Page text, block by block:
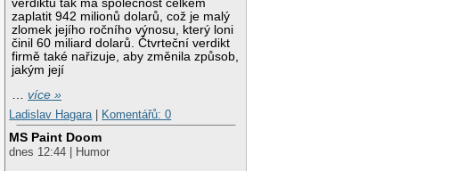
verdiktu tak má společnost celkem
zaplatit 942 milionů dolarů, což je malý
zlomek jejího ročního výnosu, který loni
činil 60 miliard dolarů. Čtvrteční verdikt
firmě také nařizuje, aby změnila způsob,
jakým její
…více »
Ladislav Hagara
Komentářů: 0
MS Paint Doom
dnes 12:44 | Humor